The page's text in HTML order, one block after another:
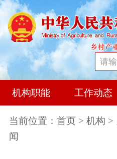
机构职能 工作动态
当前位置： 首页 > 机构 >
闻